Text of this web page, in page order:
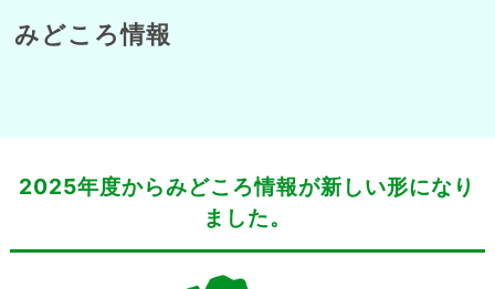
みどころ情報
2025年度からみどころ情報が新しい形になり
ました。